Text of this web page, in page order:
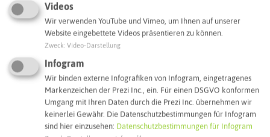
ATTRAKTIONEN IN DER UMGEBUNG
Was ihr hier noch erleben könnt
HALTERN AM SEE
Videos
Wir verwenden YouTube und Vimeo, um Ihnen auf unserer
Website eingebettete Videos präsentieren zu können.
Zweck Video-Darstellung
Infogram
Wir binden externe Infografiken von Infogram, eingetragenes
Markenzeichen der Prezi Inc., ein. Für einen DSGVO konformen
Umgang mit Ihren Daten durch die Prezi Inc. übernehmen wir
keinerlei Gewähr. Die Datenschutzbestimmungen für Infogram
sind hier einzusehen: Datenschutzbestimmungen für Infogram